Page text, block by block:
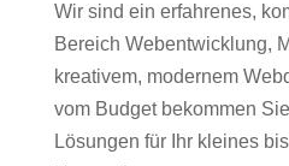
Wir sind ein erfahrenes,
Bereich Webentwicklung,
kreativem, modernem
vom Budget bekommen
Lösungen für Ihr kleines